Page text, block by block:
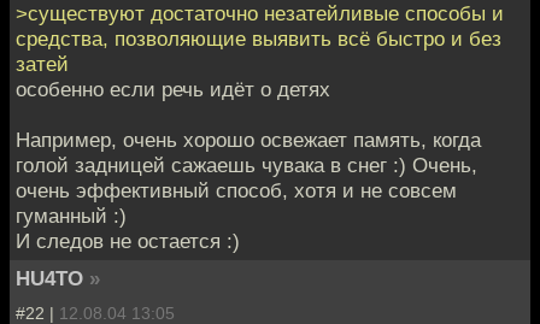
>существуют достаточно незатейливые способы и
средства, позволяющие выявить всё быстро и без
затей
особенно если речь идёт о детях
Например, очень хорошо освежает память, когда
голой задницей сажаешь чувака в снег :) Очень,
очень эффективный способ, хотя и не совсем
гуманный :)
И следов не остается :)
HU4TO »
#22 | 12.08.04 13:05